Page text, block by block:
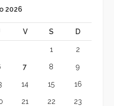
2026
V S D
1 2
7 8 9
14 15 16
21 22 23